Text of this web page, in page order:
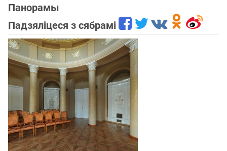
Панорамы
Падзяліцеся з сябрамі